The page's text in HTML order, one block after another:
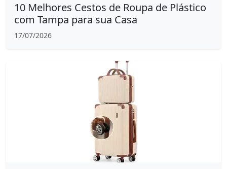
10 Melhores Cestos de Roupa de Plástico
com Tampa para sua Casa
17/07/2026